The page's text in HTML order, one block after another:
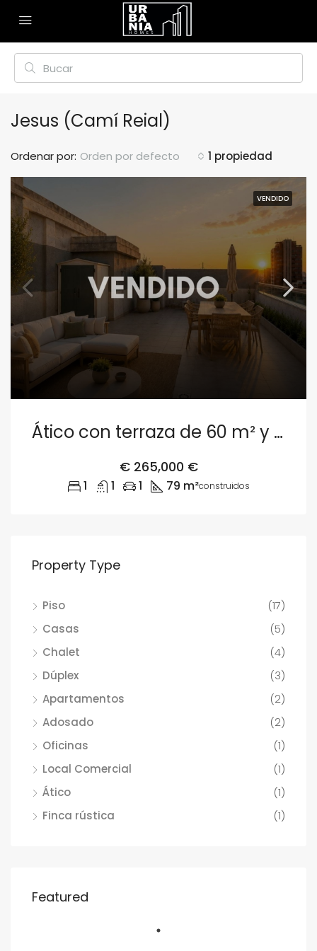
Jesus (Camí Reial)
1 propiedad
Ordenar por: Orden por defecto
VENDIDO
Ático con terraza de 60 m² y garaje en Valencia
€265,000 €
1 1 1 79 m²construidos
Property Type
Piso
(17)
Casas
(5)
Chalet
(4)
Dúplex
(3)
Apartamentos
(2)
Adosado
(2)
Oficinas
(1)
Local Comercial
(1)
Ático
(1)
Finca rústica
(1)
Featured